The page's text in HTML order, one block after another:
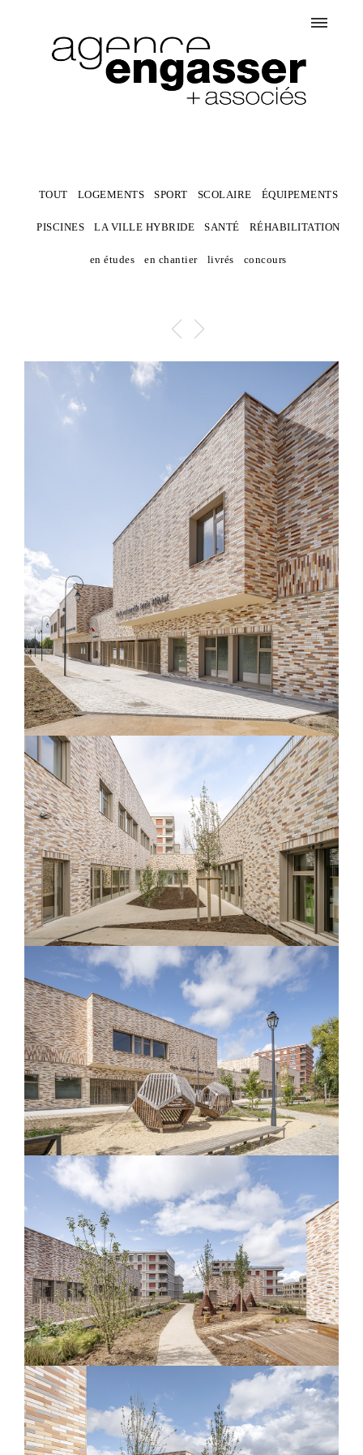
TOUT LOGEMENTS SPORT SCOLAIRE ÉQUIPEMENTS
PISCINES LA VILLE HYBRIDE SANTÉ RÉHABILITATION
en études en chantier livrés concours